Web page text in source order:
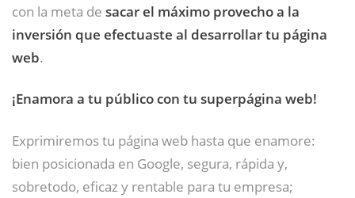
con la meta de sacar el máximo provecho a la
inversión que efectuaste al desarrollar tu página
web.
¡Enamora a tu público con tu superpágina web!
Exprimiremos tu página web hasta que enamore:
bien posicionada en Google, segura, rápida y,
sobretodo, eficaz y rentable para tu empresa;